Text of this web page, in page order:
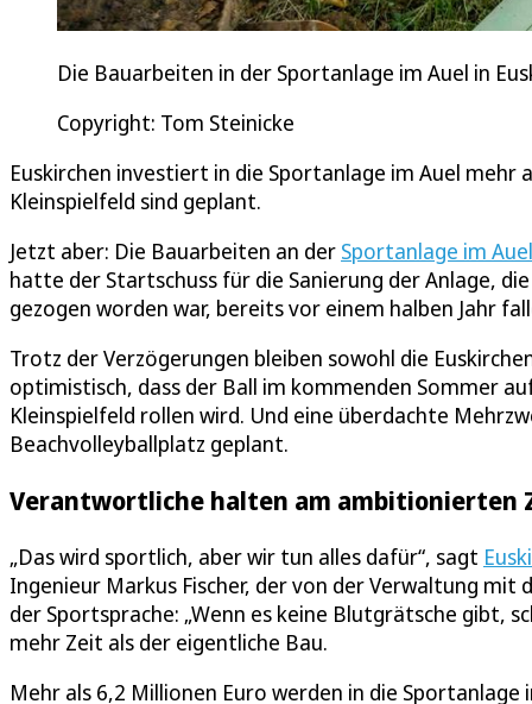
Die Bauarbeiten in der Sportanlage im Auel in
Copyright: Tom Steinicke
Euskirchen investiert in die Sportanlage im Auel mehr
Kleinspielfeld sind geplant.
Jetzt aber: Die Bauarbeiten an der Sportanlage im Auel
hatte der Startschuss für die Sanierung der Anlage,
gezogen worden war, bereits vor einem halben Jahr
Trotz der Verzögerungen bleiben sowohl die
optimistisch, dass der Ball im kommenden Sommer
Kleinspielfeld rollen wird. Und eine überdachte
Beachvolleyballplatz geplant.
Verantwortliche halten am ambitionierten
„Das wird sportlich, aber wir tun alles dafür“, sagt
Ingenieur Markus Fischer, der von der Verwaltung
der Sportsprache: „Wenn es keine Blutgrätsche gibt,
mehr Zeit als der eigentliche Bau.
Mehr als 6,2 Millionen Euro werden in die